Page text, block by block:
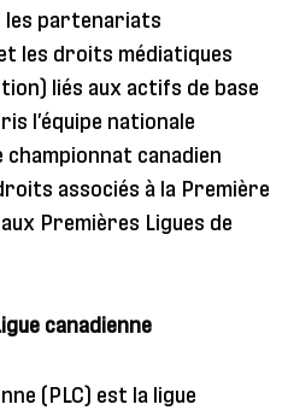
partenariats
les droits médiatiques
liés aux actifs de base
l’équipe nationale
championnat canadien
associés à la Première
Premières Ligues de
canadienne
(PLC) est la ligue